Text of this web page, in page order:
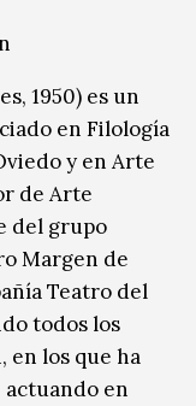
1950) es un
en Filología
y en Arte
de Arte
del grupo
Margen de
Teatro del
todos los
en los que ha
en